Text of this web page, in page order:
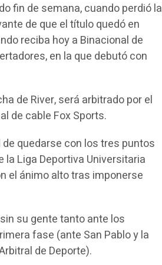
fin de semana, cuando perdió la
de que el título quedó en
reciba hoy a Binacional de
en la que debutó con
de River, será arbitrado por el
de cable Fox Sports.
quedarse con los tres puntos
la Liga Deportiva Universitaria
el ánimo alto tras imponerse
su gente tanto ante los
fase (ante San Pablo y la
de Deporte).